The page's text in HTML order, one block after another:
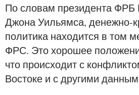
По словам президента
Джона Уильямса, денежно-
политика находится в том
ФРС. Это хорошее
что происходит с
Востоке и с другими